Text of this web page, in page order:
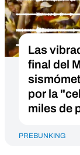
Las
final del
por la
miles de
PREBUNKING